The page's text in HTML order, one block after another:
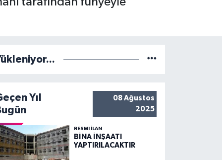
Yıl
08 Ağustos
2025
RESMİ İLAN
BİNA İNŞAATI
YAPTIRILACAKTIR